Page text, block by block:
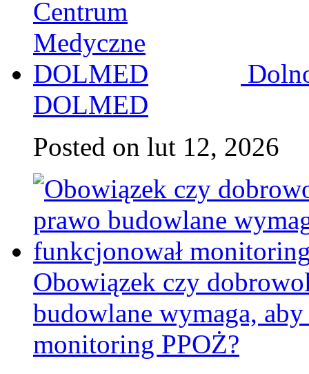
DOLMED
Posted on lut 12, 2026
Obowiązek czy
budowlane wymaga,
monitoring PPOŻ?